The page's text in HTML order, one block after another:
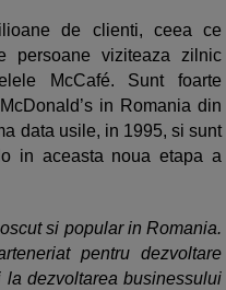
de clienti, ceea ce
persoane viziteaza zilnic
McCafé. Sunt foarte
in Romania din
data usile, in 1995, si sunt
in aceasta noua etapa a
si popular in Romania.
pentru dezvoltare
dezvoltarea businessului